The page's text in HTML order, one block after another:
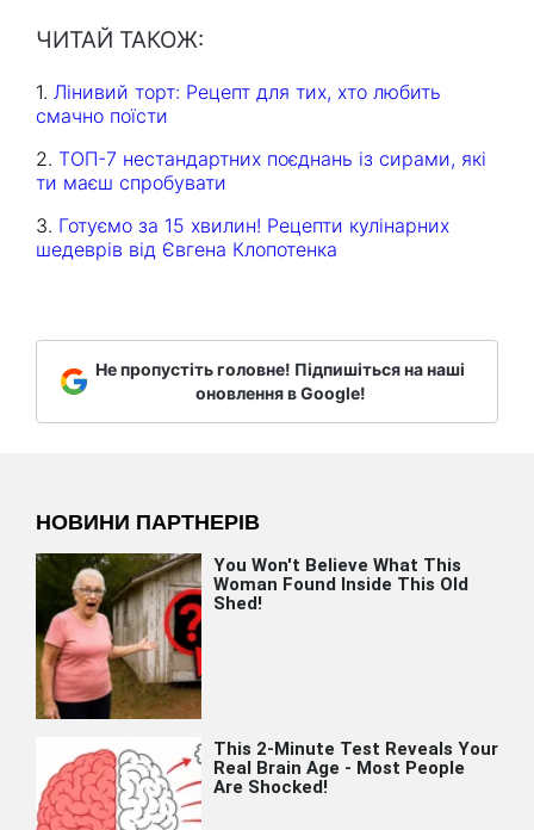
ЧИТАЙ ТАКОЖ:
1. Лінивий торт: Рецепт для тих, хто любить
смачно поїсти
2. ТОП-7 нестандартних поєднань із сирами, які
ти маєш спробувати
3. Готуємо за 15 хвилин! Рецепти кулінарних
шедеврів від Євгена Клопотенка
Не пропустіть головне! Підпишіться на наші
оновлення в Google!